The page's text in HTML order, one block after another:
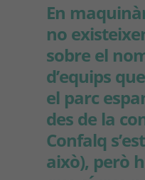
En
no
sobre el
d’equips
el parc
des de la
Confalq
això), però